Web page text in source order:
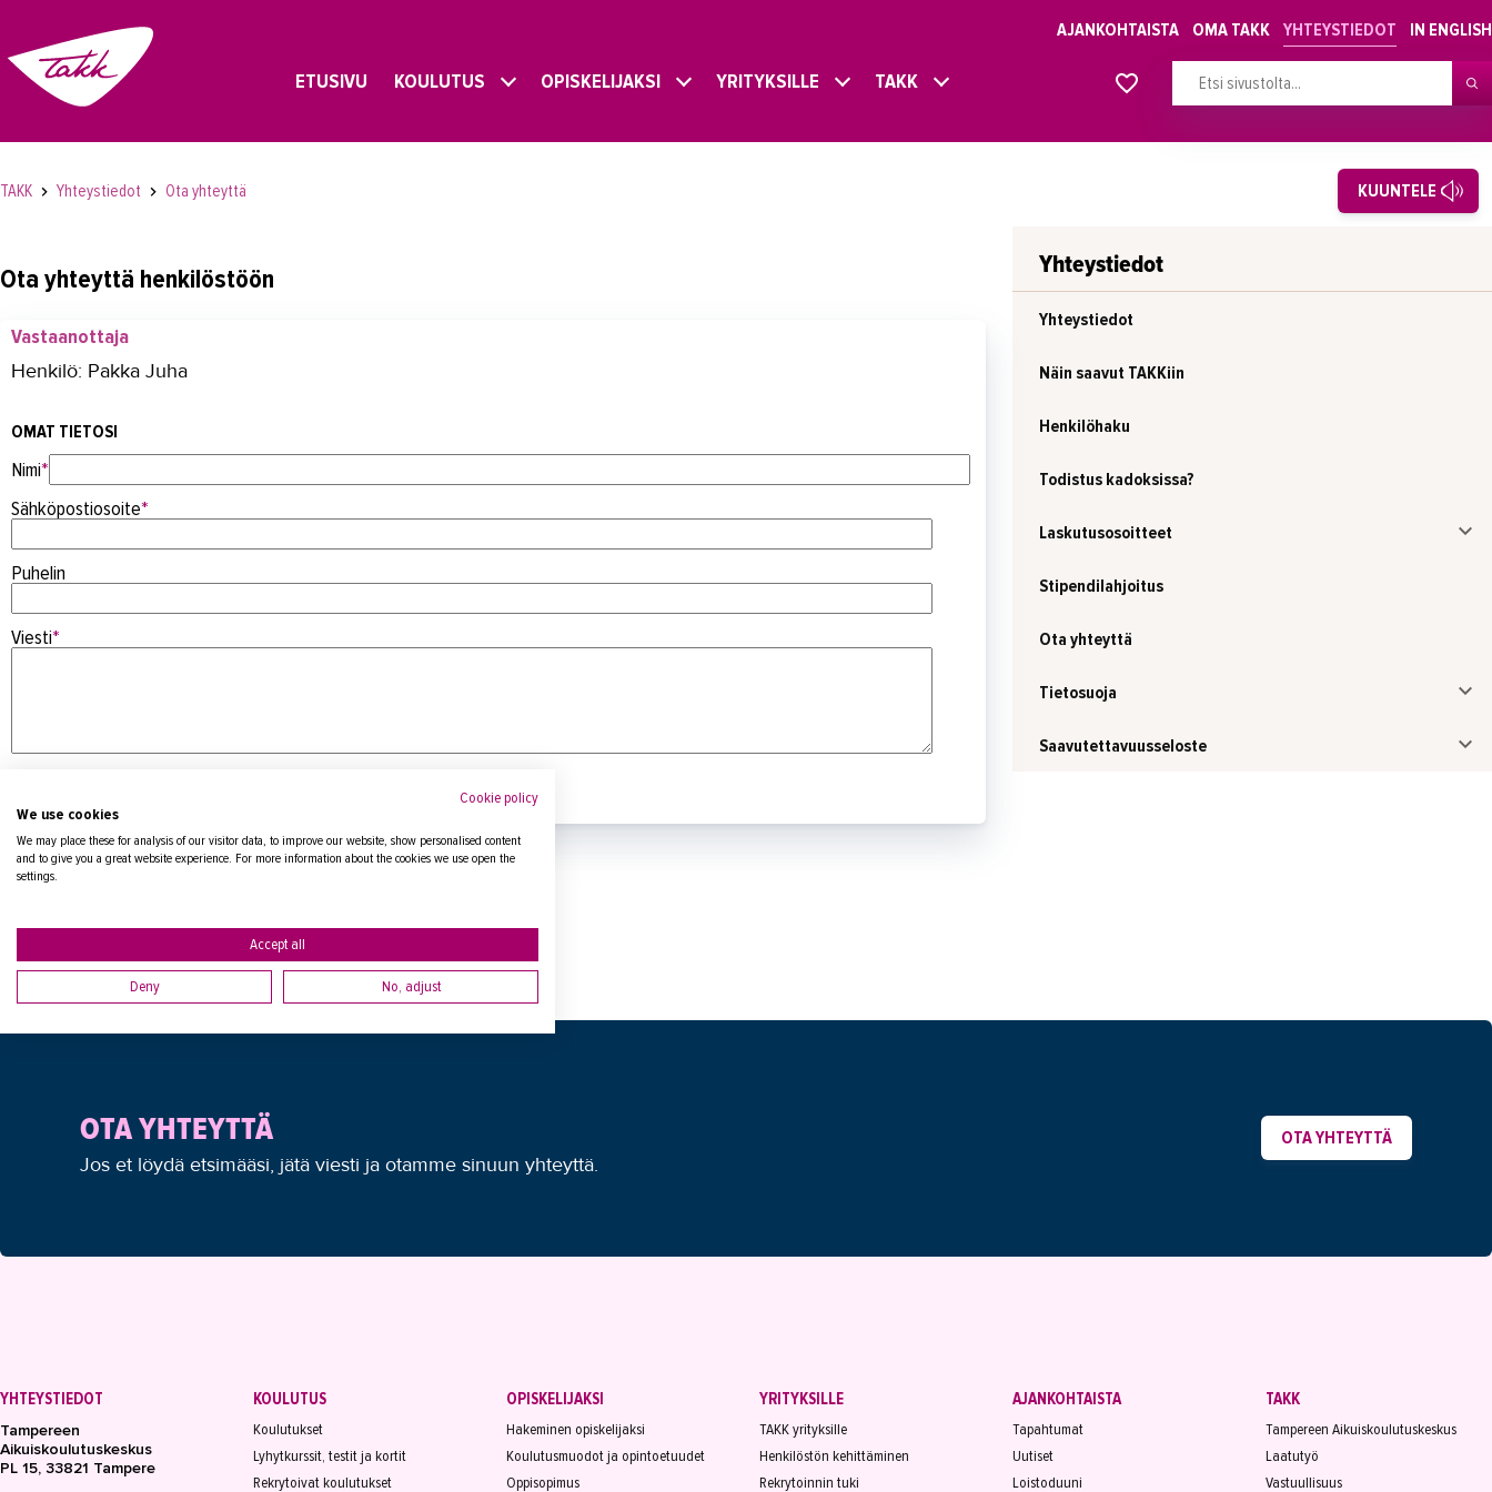
AJANKOHTAISTA OMA TAKK YHTEYSTIEDOT IN ENGLISH
ETUSIVU KOULUTUS OPISKELIJAKSI YRITYKSILLE TAKK
TAKK Yhteystiedot Ota yhteyttä KUUNTELE
Ota yhteyttä henkilöstöön
Vastaanottaja
Henkilö: Pakka Juha
OMAT TIETOSI
Nimi*
Sähköpostiosoite*
Puhelin
Viesti*
Tietosuojaseloste
Yhteystiedot
Yhteystiedot
Näin saavut TAKKiin
Henkilöhaku
Todistus kadoksissa?
Laskutusosoitteet
Stipendilahjoitus
Ota yhteyttä
Tietosuoja
Saavutettavuusseloste
OTA YHTEYTTÄ
Jos et löydä etsimääsi, jätä viesti ja otamme sinuun yhteyttä.
OTA YHTEYTTÄ
YHTEYSTIEDOT
Tampereen
Aikuiskoulutuskeskus
PL 15, 33821 Tampere
KOULUTUS
Koulutukset
Lyhytkurssit, testit ja kortit
Rekrytoivat koulutukset
OPISKELIJAKSI
Hakeminen opiskelijaksi
Koulutusmuodot ja opintoetuudet
Oppisopimus
YRITYKSILLE
TAKK yrityksille
Henkilöstön kehittäminen
Rekrytoinnin tuki
AJANKOHTAISTA
Tapahtumat
Uutiset
Loistoduuni
TAKK
Tampereen Aikuiskoulutuskeskus
Laatutyö
Vastuullisuus
Alkavat koulutukset osiosta
Cookie policy
We use cookies
We may place these for analysis of our visitor data, to improve our website, show personalised content
and to give you a great website experience. For more information about the cookies we use open the
settings.
Accept all
Deny No, adjust